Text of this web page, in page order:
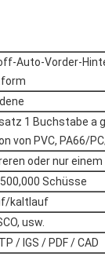
Auto-Vorder-
1 Buchstabe a
von PVC, PA66/
oder nur einem
Schüsse
kaltlauf
usw.
/ IGS / PDF / CAD